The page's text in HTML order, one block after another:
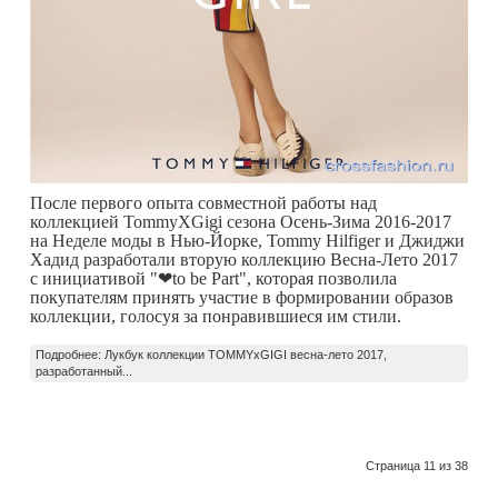
После первого опыта совместной работы над
коллекцией TommyХGigi сезона Осень-Зима 2016-2017
на Неделе моды в Нью-Йорке, Tommy Hilfiger и Джиджи
Хадид разработали вторую коллекцию Весна-Лето 2017
с инициативой "❤to be Part", которая позволила
покупателям принять участие в формировании образов
коллекции, голосуя за понравившиеся им стили.
Подробнее: Лукбук коллекции TOMMYxGIGI весна-лето 2017,
разработанный...
Страница 11 из 38